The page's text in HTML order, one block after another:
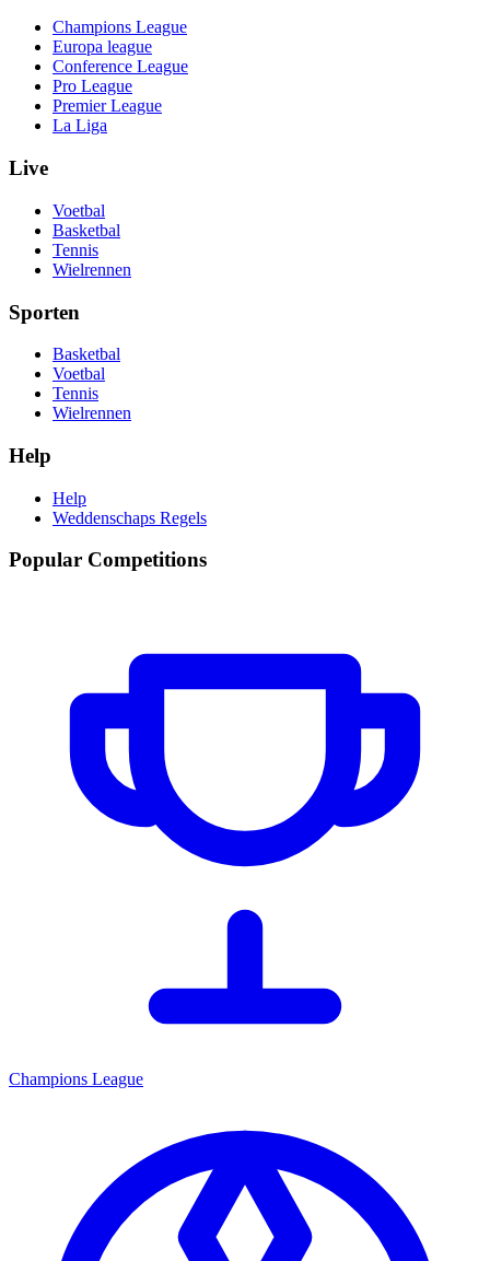
Champions League
Europa league
Conference League
Pro League
Premier League
La Liga
Live
Voetbal
Basketbal
Tennis
Wielrennen
Sporten
Basketbal
Voetbal
Tennis
Wielrennen
Help
Help
Weddenschaps Regels
Popular Competitions
Champions League